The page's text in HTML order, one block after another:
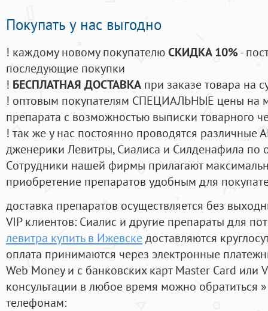
Покупать у нас выгодно
! каждому новому покупателюСКИДКА 10%-
последующие покупки
! БЕСПЛАТНАЯ ДОСТАВКА при заказе товара на
! оптовым покупателям СПЕЦИАЛЬНЫЕ цены на
препарата с возможностью выписки товарного
! так же у нас постоянно проводятся
дженерики Левитры, Сиалиса и Силденафила по
Cотрудники нашей фирмы прилагают
приобретение препаратов удобным для
доставка препаратов осуществляется без
VIP клиентов: Сиалис и другие препараты для
левитра купить в Ижевскедоставляются
оплата принимаются через электронные
Web Money и с банковских карт Master Card или
консультации в любое время можно обратиться
телефонам: